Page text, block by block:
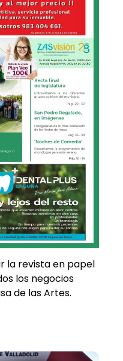
la revista en papel
los negocios
de las Artes.